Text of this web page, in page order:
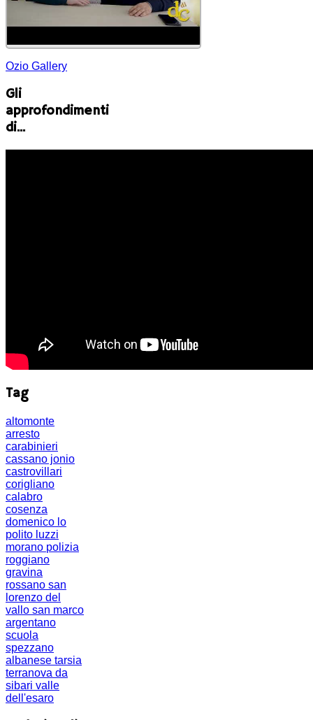
Ozio Gallery
Gli
approfondimenti
di...
Tag
altomonte
arresto
carabinieri
cassano jonio
castrovillari
corigliano
calabro
cosenza
domenico lo
polito luzzi
morano polizia
roggiano
gravina
rossano san
lorenzo del
vallo san marco
argentano
scuola
spezzano
albanese tarsia
terranova da
sibari valle
dell'esaro